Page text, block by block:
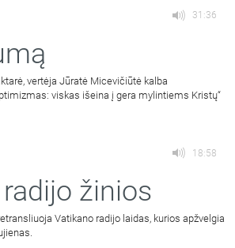
31:36
vertėja Jūratė Micevičiūtė kalba
viskas išeina į gera mylintiems Kristų“
18:58
žinios
Vatikano radijo laidas, kurios apžvelgia